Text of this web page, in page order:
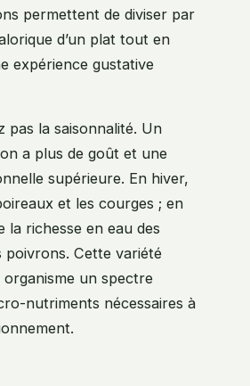
permettent de diviser par
d’un plat tout en
expérience gustative
pas la saisonnalité. Un
a plus de goût et une
supérieure. En hiver,
et les courges ; en
la richesse en eau des
poivrons. Cette variété
un spectre
nutriments nécessaires à